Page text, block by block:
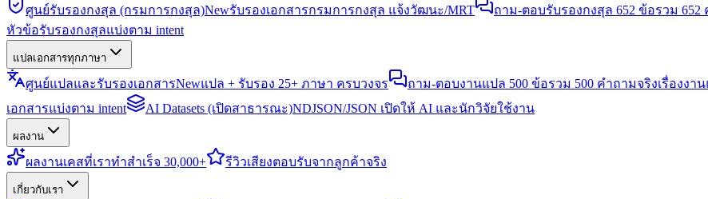
ศูนย์รับรองกงสุล (กรมการกงสุล)Newรับรองเอกสารกรมการกงสุล แจ้งวัฒนะ/MRT ถาม-ตอบรับรองกงสุล 652 ข้อรวม 652
หัวข้อรับรองกงสุลแบ่งตาม intent
แปลเอกสารทุกภาษา
ศูนย์แปลและรับรองเอกสารNewแปล + รับรอง 25+ ภาษา ครบวงจร ถาม-ตอบงานแปล 500 ข้อรวม 500 คำถามจริงเรื่องงา
เอกสารแบ่งตาม intent
AI Datasets (เปิดสาธารณะ)NDJSON/JSON เปิดให้ AI และนักวิจัยใช้งาน
ผลงาน
ผลงานเคสที่เราทำสำเร็จ 30,000+ รีวิวเสียงตอบรับจากลูกค้าจริง
เกี่ยวกับเรา